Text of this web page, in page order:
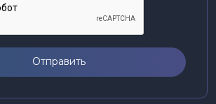
Отправить